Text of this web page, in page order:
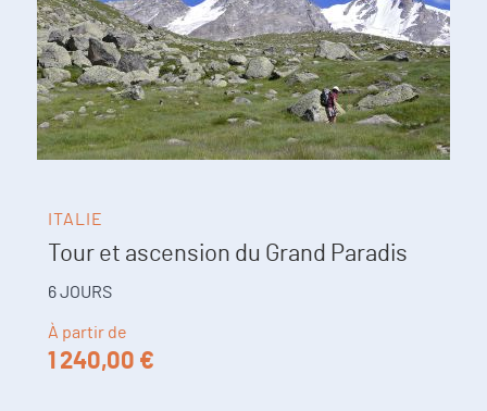
ITALIE
Tour et ascension du Grand Paradis
6 JOURS
À partir de
1 240,00 €